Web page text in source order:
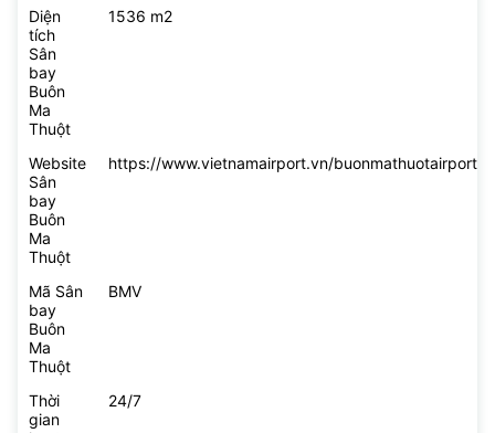
Diện
tích
Sân
bay
Buôn
Ma
Thuột
1536 m2
Website
Sân
bay
Buôn
Ma
Thuột
https://www.vietnamairport.vn/buonmathuotairport/
Mã Sân
bay
Buôn
Ma
Thuột
BMV
Thời
gian
24/7